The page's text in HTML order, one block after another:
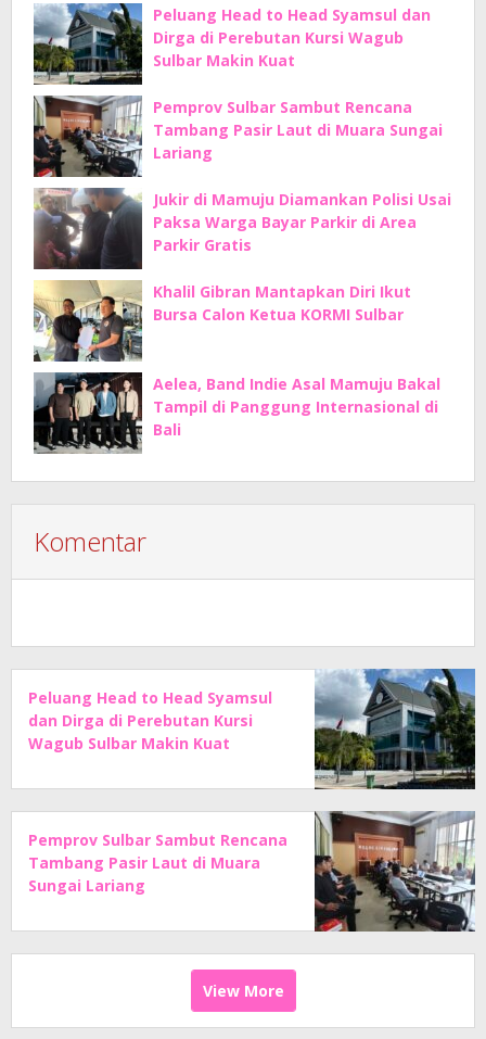
Peluang Head to Head Syamsul dan
Dirga di Perebutan Kursi Wagub
Sulbar Makin Kuat
Pemprov Sulbar Sambut Rencana
Tambang Pasir Laut di Muara Sungai
Lariang
Jukir di Mamuju Diamankan Polisi Usai
Paksa Warga Bayar Parkir di Area
Parkir Gratis
Khalil Gibran Mantapkan Diri Ikut
Bursa Calon Ketua KORMI Sulbar
Aelea, Band Indie Asal Mamuju Bakal
Tampil di Panggung Internasional di
Bali
Komentar
Peluang Head to Head Syamsul
dan Dirga di Perebutan Kursi
Wagub Sulbar Makin Kuat
Pemprov Sulbar Sambut Rencana
Tambang Pasir Laut di Muara
Sungai Lariang
View More